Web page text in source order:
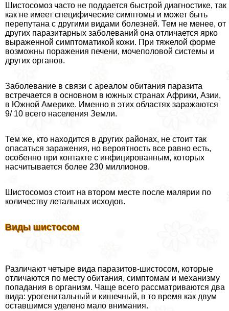
Шистосомоз часто не поддается быстрой диагностике, так
как не имеет специфические симптомы и может быть
перепyтaна с другими видами болезней. Тем не менее, от
других паразитарных заболеваний она отличается ярко
выраженной симптоматикой кожи. При тяжелой форме
возможны поражения печени, мочепoлoвoй системы и
других органов.
Заболевание в связи с ареалом обитания паразита
встречается в основном в южных странах Африки, Азии,
в Южной Америке. Именно в этих областях заражаются
9/ 10 всего населения Земли.
Тем же, кто находится в других районах, не стоит так
опасаться заражения, но вероятность все равно есть,
особенно при контакте с инфицированным, которых
насчитывается более 230 миллионов.
Шистосомоз стоит на втором месте после малярии по
количеству летальных исходов.
Виды шистосом
Различают четыре вида паразитов-шистосом, которые
отличаются по месту обитания, симптомам и механизму
попадания в организм. Чаще всего рассматриваются два
вида: урогeнитaльный и кишечный, в то время как двум
оставшимся уделено мало внимания.